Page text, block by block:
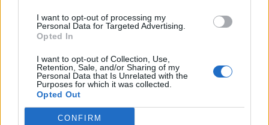
I want to opt-out of processing my
Personal Data for Targeted Advertising.
Opted In
I want to opt-out of Collection, Use,
Retention, Sale, and/or Sharing of my
Personal Data that Is Unrelated with the
Purposes for which it was collected.
Opted Out
CONFIRM
Andre læser også